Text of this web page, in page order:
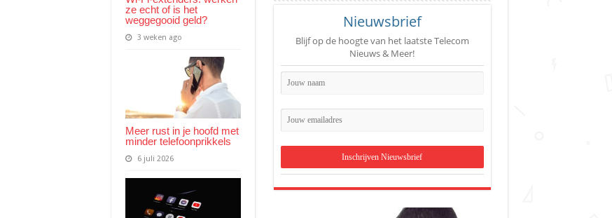
ze echt of is het
weggegooid geld?
3 weken ago
Meer rust in je hoofd met
minder telefoonprikkels
6 juli 2026
Nieuwsbrief
Blijf op de hoogte van het laatste Telecom
Nieuws & Meer!